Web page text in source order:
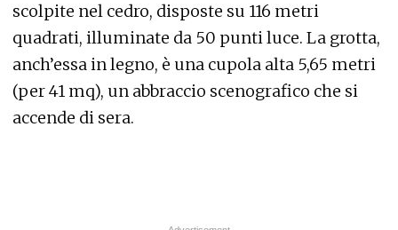
scolpite nel cedro, disposte su 116 metri
quadrati, illuminate da 50 punti luce. La grotta,
anch’essa in legno, è una cupola alta 5,65 metri
(per 41 mq), un abbraccio scenografico che si
accende di sera.